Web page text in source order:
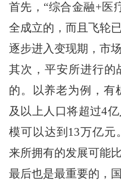
首先，“综合金融+医
全成立的，而且飞轮
逐步进入变现期，市
其次，平安所进行的
的。以养老为例，有
及以上人口将超过4
模可以达到13万亿
来所拥有的发展可能
最后也是最重要的，